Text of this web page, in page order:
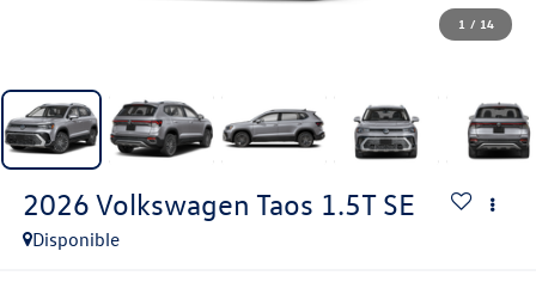
1 / 14
2026 Volkswagen Taos 1.5T SE
Disponible